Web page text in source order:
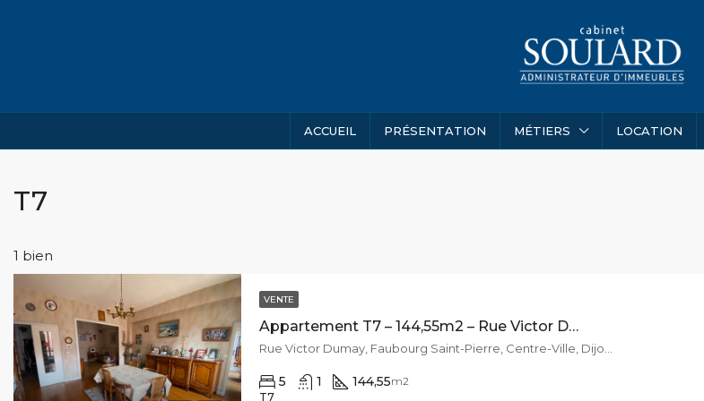
ACCUEIL PRÉSENTATION MÉTIERS LOCATION
T7
1 bien
VENTE
Appartement T7 – 144,55m2 – Rue Victor Dumay
Rue Victor Dumay, Faubourg Saint-Pierre, Centre-Ville, Dijon, Côte-d'Or, Bourgogne-Franche-Comté, France métropolitaine, 21000, France
5 1 144,55m2
T7